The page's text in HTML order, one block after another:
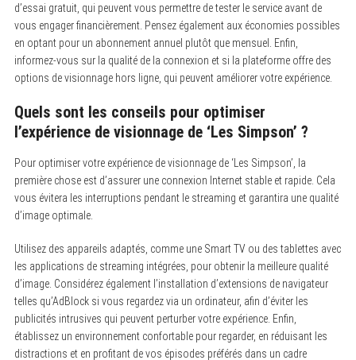
d’essai gratuit, qui peuvent vous permettre de tester le service avant de
vous engager financièrement. Pensez également aux économies possibles
en optant pour un abonnement annuel plutôt que mensuel. Enfin,
informez-vous sur la qualité de la connexion et si la plateforme offre des
options de visionnage hors ligne, qui peuvent améliorer votre expérience.
Quels sont les conseils pour optimiser
l’expérience de visionnage de ‘Les Simpson’ ?
Pour optimiser votre expérience de visionnage de ‘Les Simpson’, la
première chose est d’assurer une connexion Internet stable et rapide. Cela
vous évitera les interruptions pendant le streaming et garantira une qualité
d’image optimale.
Utilisez des appareils adaptés, comme une Smart TV ou des tablettes avec
les applications de streaming intégrées, pour obtenir la meilleure qualité
d’image. Considérez également l’installation d’extensions de navigateur
telles qu’AdBlock si vous regardez via un ordinateur, afin d’éviter les
publicités intrusives qui peuvent perturber votre expérience. Enfin,
établissez un environnement confortable pour regarder, en réduisant les
distractions et en profitant de vos épisodes préférés dans un cadre